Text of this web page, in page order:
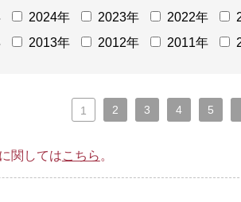
2024年 2023年 2022年
2013年 2012年 2011年
1 2 3 4 5
関してはこちら 。